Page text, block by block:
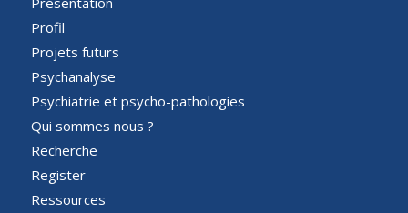
Profil
Projets futurs
Psychanalyse
Psychiatrie et psycho-pathologies
Qui sommes nous ?
Recherche
Register
Ressources